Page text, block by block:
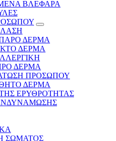
ΒΛΕΦΑΡΑ
ΔΕΡΜΑ
ΔΕΡΜΑ
ΔΕΡΜΑ
ΠΡΟΣΩΠΟΥ
ΔΕΡΜΑ
ΕΡΥΘΡΟΤΗΤΑΣ
ΣΩΜΑΤΟΣ